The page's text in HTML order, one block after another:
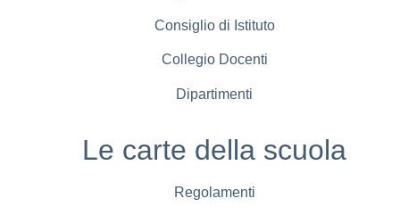
Consiglio di Istituto
Collegio Docenti
Dipartimenti
Le carte della scuola
Regolamenti